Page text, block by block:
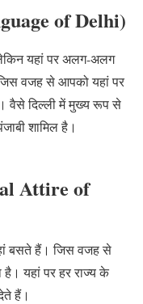
of Delhi)
यहां पर अलग-अलग
वजह से आपको यहां पर
वैसे दिल्ली में मुख्य रूप से
शामिल है।
Attire of
बसते हैं। जिस वजह से
यहां पर हर राज्य के
हैं।